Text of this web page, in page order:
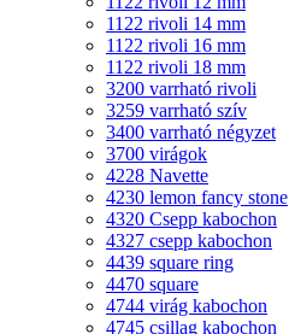
1122 rivoli 14 mm
1122 rivoli 16 mm
1122 rivoli 18 mm
3200 varrható rivoli
3259 varrható szív
3400 varrható négyzet
3700 virágok
4228 Navette
4230 lemon fancy stone
4320 Csepp kabochon
4327 csepp kabochon
4439 square ring
4470 square
4744 virág kabochon
4745 csillag kabochon